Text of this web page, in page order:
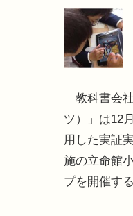
教科書会社
ツ）」は12
用した実証
施の立命館
プを開催する